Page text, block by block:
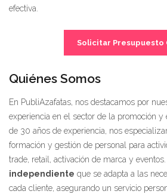
efectiva.
Solicitar Presupuesto
Quiénes Somos
En PubliAzafatas, nos destacamos por
experiencia en el sector de la promoción
de 30 años de experiencia, nos
formación y gestión de personal para
trade, retail, activación de marca y
independiente que se adapta a las
cada cliente, asegurando un servicio